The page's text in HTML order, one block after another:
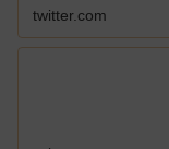
twitter.com